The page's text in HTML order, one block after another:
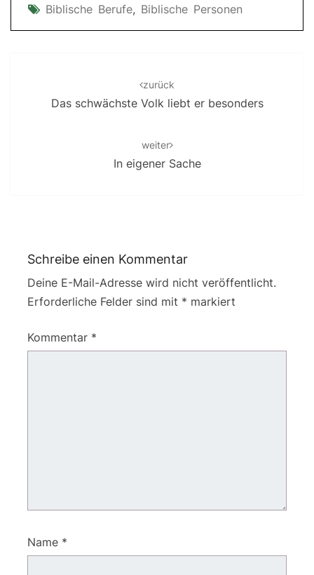
Biblische Berufe, Biblische Personen
zurück
Das schwächste Volk liebt er besonders
weiter
In eigener Sache
Schreibe einen Kommentar
Deine E-Mail-Adresse wird nicht veröffentlicht.
Erforderliche Felder sind mit * markiert
Kommentar *
Name *